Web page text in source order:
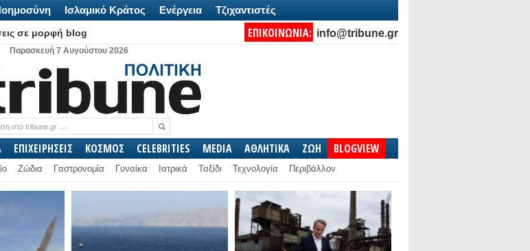
Ισλαμικό Κράτος Ενέργεια Τζιχαντιστές
σε μορφή blog ΕΠΙΚΟΙΝΩΝΙΑ: info@tribune.gr
Παρασκευή 7 Αυγούστου 2026
ΕΠΙΧΕΙΡΗΣΕΙΣ ΚΟΣΜΟΣ CELEBRITIES MEDIA ΑΘΛΗΤΙΚΑ ΖΩΗ BLOGVIEW
Ζώδια Γαστρονομία Γυναίκα Ιατρικά Ταξίδι Τεχνολογία Περιβάλλον